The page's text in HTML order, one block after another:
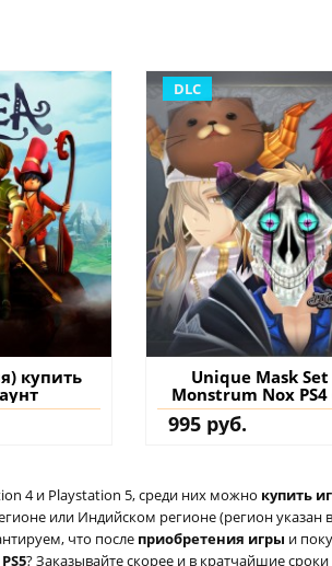
купить
DLC
Unique Mask Set
Monstrum Nox
купить
995 руб.
4 и Playstation 5, среди них можно купить
или Индийском регионе (регион указан
что после приобретения игры и
? Заказывайте скорее и в кратчайшие